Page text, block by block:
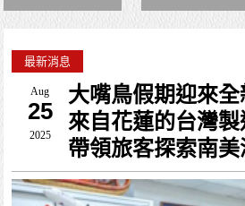
最新消息
Aug
25
2025
大嘴鳥假期迎來全
來自花蓮的台灣製
帶領旅客探索南